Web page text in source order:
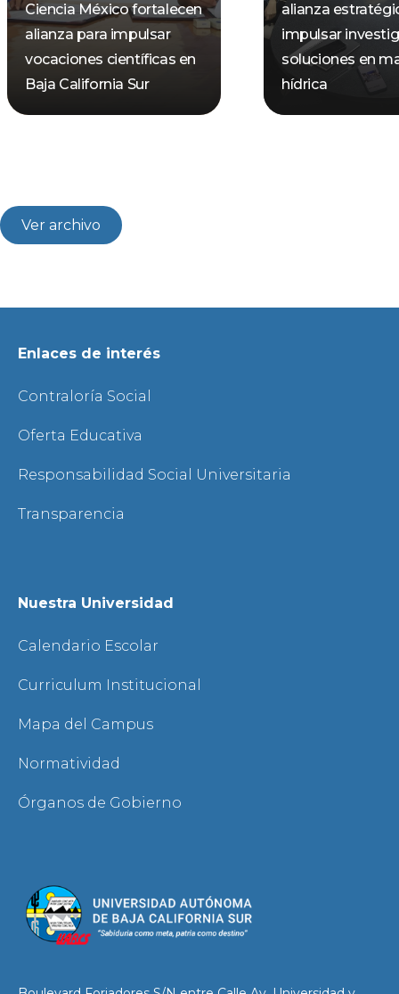
Ciencia México fortalecen
alianza para impulsar
vocaciones científicas en
Baja California Sur
alianza
impulsar
soluciones en
hídrica
Ver archivo
Enlaces de interés
Contraloría Social
Oferta Educativa
Responsabilidad Social Universitaria
Transparencia
Nuestra Universidad
Calendario Escolar
Curriculum Institucional
Mapa del Campus
Normatividad
Órganos de Gobierno